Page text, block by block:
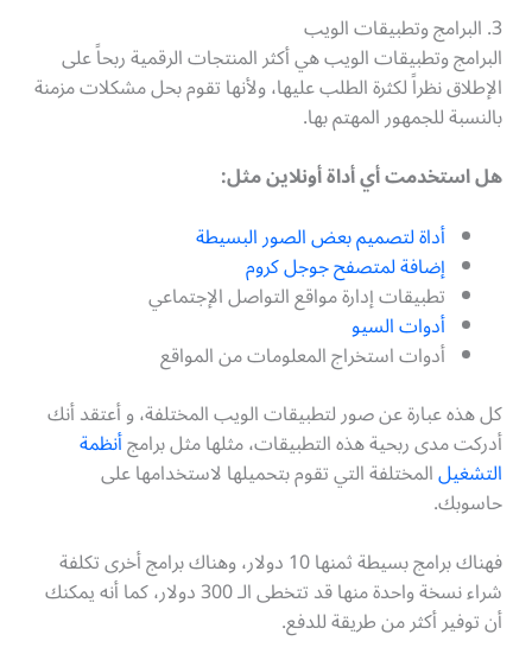
3. البرامج وتطبيقات الويب
البرامج وتطبيقات الويب هي أكثر المنتجات الرقمية ربحاً على
الإطلاق نظراً لكثرة الطلب عليها، ولأنها تقوم بحل مشكلات مزمنة
بالنسبة للجمهور المهتم بها.
هل استخدمت أي أداة أونلاين مثل:
أداة لتصميم بعض الصور البسيطة
إضافة لمتصفح جوجل كروم
تطبيقات إدارة مواقع التواصل الإجتماعي
أدوات السيو
أدوات استخراج المعلومات من المواقع
كل هذه عبارة عن صور لتطبيقات الويب المختلفة، و أعتقد أنك
أدركت مدى ربحية هذه التطبيقات، مثلها مثل برامجأنظمة
التشغيلالمختلفة التي تقوم بتحميلها لاستخدامها على
حاسوبك.
فهناك برامج بسيطة ثمنها 10 دولار، وهناك برامج أخرى تكلفة
شراء نسخة واحدة منها قد تتخطى الـ 300 دولار، كما أنه يمكنك
أن توفير أكثر من طريقة للدفع.